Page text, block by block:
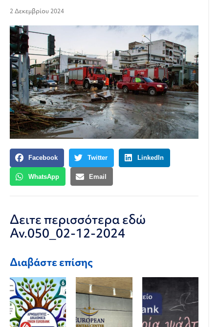
2 Δεκεμβρίου 2024
Facebook Twitter LinkedIn
WhatsApp Email
Δειτε περισσότερα εδώ
Αν.050_02-12-2024
Διαβάστε επίσης